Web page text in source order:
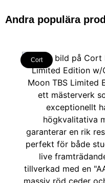
Andra populära
Cort